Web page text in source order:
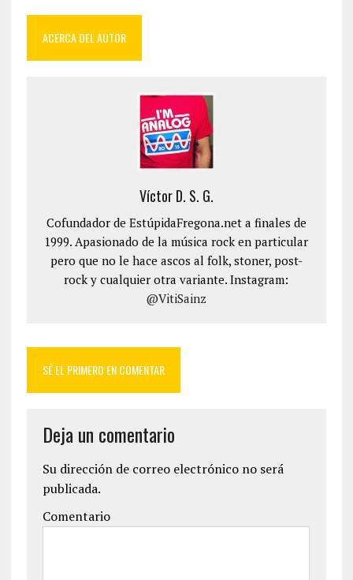
ACERCA DEL AUTOR
Víctor D. S. G.
Cofundador de EstúpidaFregona.net a finales de
1999. Apasionado de la música rock en particular
pero que no le hace ascos al folk, stoner, post-
rock y cualquier otra variante. Instagram:
@VitiSainz
SÉ EL PRIMERO EN COMENTAR
Deja un comentario
Su dirección de correo electrónico no será
publicada.
Comentario